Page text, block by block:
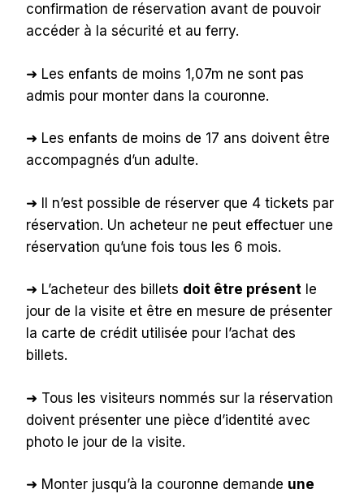
confirmation de réservation avant de pouvoir
accéder à la sécurité et au ferry.
➜ Les enfants de moins 1,07m ne sont pas
admis pour monter dans la couronne.
➜ Les enfants de moins de 17 ans doivent être
accompagnés d’un adulte.
➜ Il n’est possible de réserver que 4 tickets par
réservation. Un acheteur ne peut effectuer une
réservation qu’une fois tous les 6 mois.
➜ L’acheteur des billets doit être présent le
jour de la visite et être en mesure de présenter
la carte de crédit utilisée pour l’achat des
billets.
➜ Tous les visiteurs nommés sur la réservation
doivent présenter une pièce d’identité avec
photo le jour de la visite.
➜ Monter jusqu’à la couronne demande une